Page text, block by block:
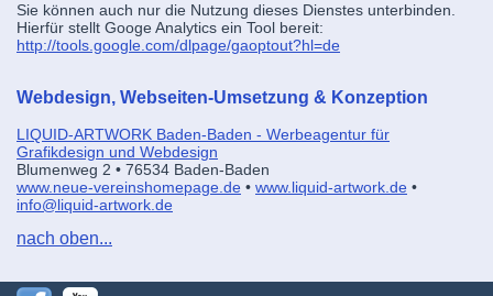
Sie können auch nur die Nutzung dieses Dienstes unterbinden.
Hierfür stellt Googe Analytics ein Tool bereit:
http://tools.google.com/dlpage/gaoptout?hl=de
Webdesign, Webseiten-Umsetzung & Konzeption
LIQUID-ARTWORK Baden-Baden - Werbeagentur für
Grafikdesign und Webdesign
Blumenweg 2 • 76534 Baden-Baden
www.neue-vereinshomepage.de • www.liquid-artwork.de •
info@liquid-artwork.de
nach oben...